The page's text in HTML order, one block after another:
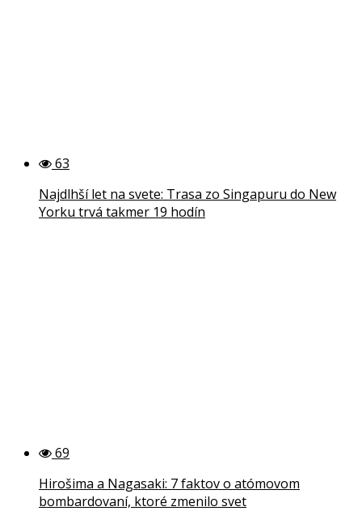
63
Najdlhší let na svete: Trasa zo Singapuru do New
Yorku trvá takmer 19 hodín
69
Hirošima a Nagasaki: 7 faktov o atómovom
bombardovaní, ktoré zmenilo svet